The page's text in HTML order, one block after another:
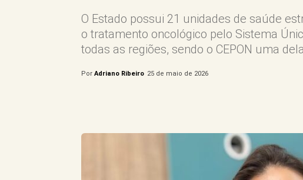
O Estado possui 21 unidades de saúde
o tratamento oncológico pelo Sistema
todas as regiões, sendo o CEPON uma
Por Adriano Ribeiro 25 de maio de 2026